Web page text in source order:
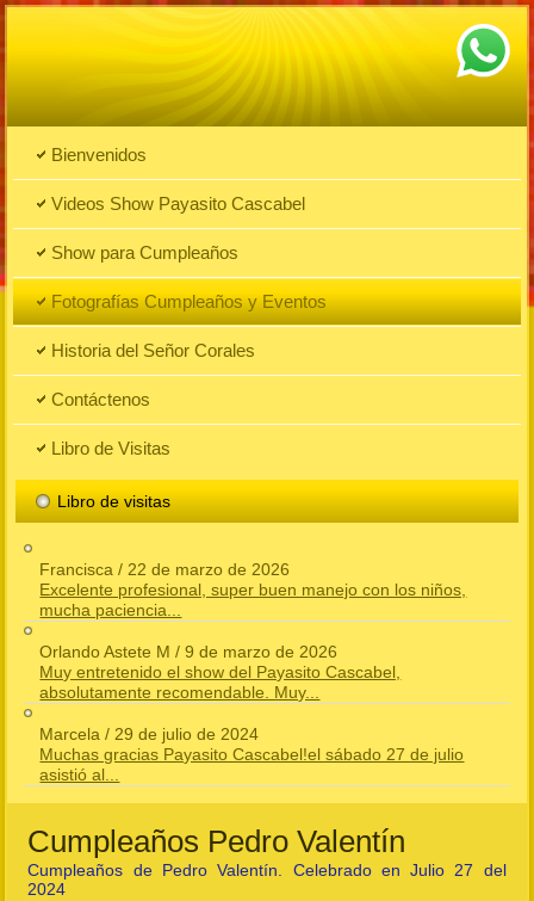
Bienvenidos
Videos Show Payasito Cascabel
Show para Cumpleaños
Fotografías Cumpleaños y Eventos
Historia del Señor Corales
Contáctenos
Libro de Visitas
Libro de visitas
Francisca /22 de marzo de 2026
Excelente profesional, super buen manejo con los niños,
mucha paciencia...
Orlando Astete M /9 de marzo de 2026
Muy entretenido el show del Payasito Cascabel,
absolutamente recomendable. Muy...
Marcela /29 de julio de 2024
Muchas gracias Payasito Cascabel!el sábado 27 de julio
asistió al...
Cumpleaños Pedro Valentín
Cumpleaños de Pedro Valentín. Celebrado en Julio 27 del
2024